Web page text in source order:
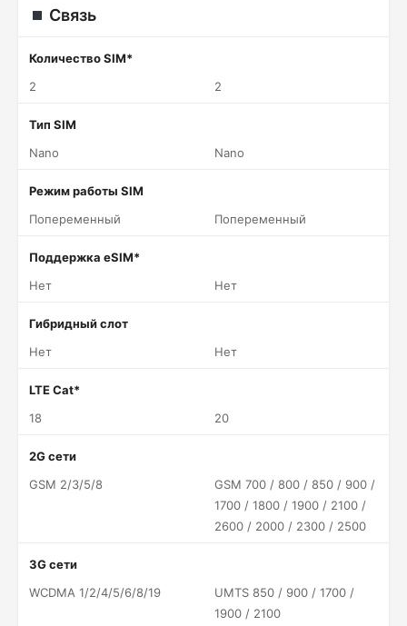
Связь
Количество SIM*
2
2
Тип SIM
Nano
Nano
Режим работы SIM
Попеременный
Попеременный
Поддержка eSIM*
Нет
Нет
Гибридный слот
Нет
Нет
LTE Cat*
18
20
2G сети
GSM 2/3/5/8
GSM 700 / 800 / 850 / 900 /
1700 / 1800 / 1900 / 2100 /
2600 / 2000 / 2300 / 2500
3G сети
WCDMA 1/2/4/5/6/8/19
UMTS 850 / 900 / 1700 /
1900 / 2100